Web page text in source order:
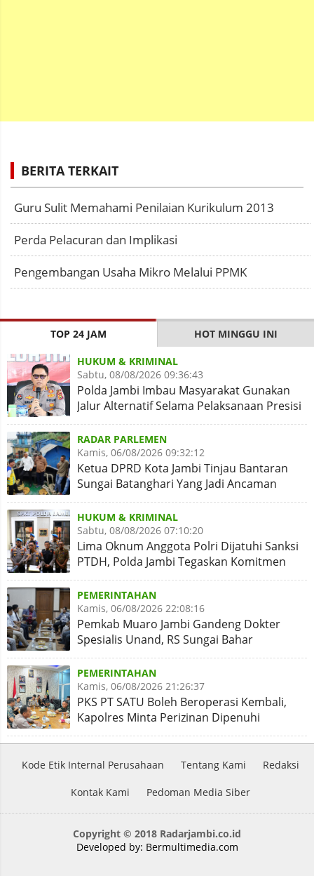
BERITA TERKAIT
Guru Sulit Memahami Penilaian Kurikulum 2013
Perda Pelacuran dan Implikasi
Pengembangan Usaha Mikro Melalui PPMK
TOP 24 JAM HOT MINGGU INI
HUKUM & KRIMINAL
Sabtu, 08/08/2026 09:36:43
Polda Jambi Imbau Masyarakat Gunakan
Jalur Alternatif Selama Pelaksanaan Presisi
Merdeka Run 2026
RADAR PARLEMEN
Kamis, 06/08/2026 09:32:12
Ketua DPRD Kota Jambi Tinjau Bantaran
Sungai Batanghari Yang Jadi Ancaman
Abrasi
HUKUM & KRIMINAL
Sabtu, 08/08/2026 07:10:20
Lima Oknum Anggota Polri Dijatuhi Sanksi
PTDH, Polda Jambi Tegaskan Komitmen
Penegakan Kode Etik
PEMERINTAHAN
Kamis, 06/08/2026 22:08:16
Pemkab Muaro Jambi Gandeng Dokter
Spesialis Unand, RS Sungai Bahar
Disiapkan Naik Kelas
PEMERINTAHAN
Kamis, 06/08/2026 21:26:37
PKS PT SATU Boleh Beroperasi Kembali,
Kapolres Minta Perizinan Dipenuhi
Kode Etik Internal Perusahaan Tentang Kami Redaksi
Kontak Kami Pedoman Media Siber
Copyright © 2018 Radarjambi.co.id
Developed by: Bermultimedia.com